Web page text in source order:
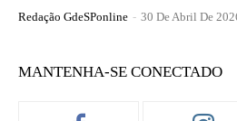
Redação GdeSPonline - 30 De Abril De
MANTENHA-SE CONECTADO